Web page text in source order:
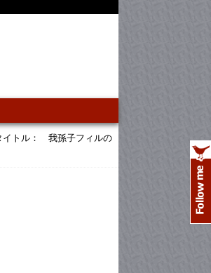
イトル： 我孫子フィルの